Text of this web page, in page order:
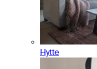
Hytte